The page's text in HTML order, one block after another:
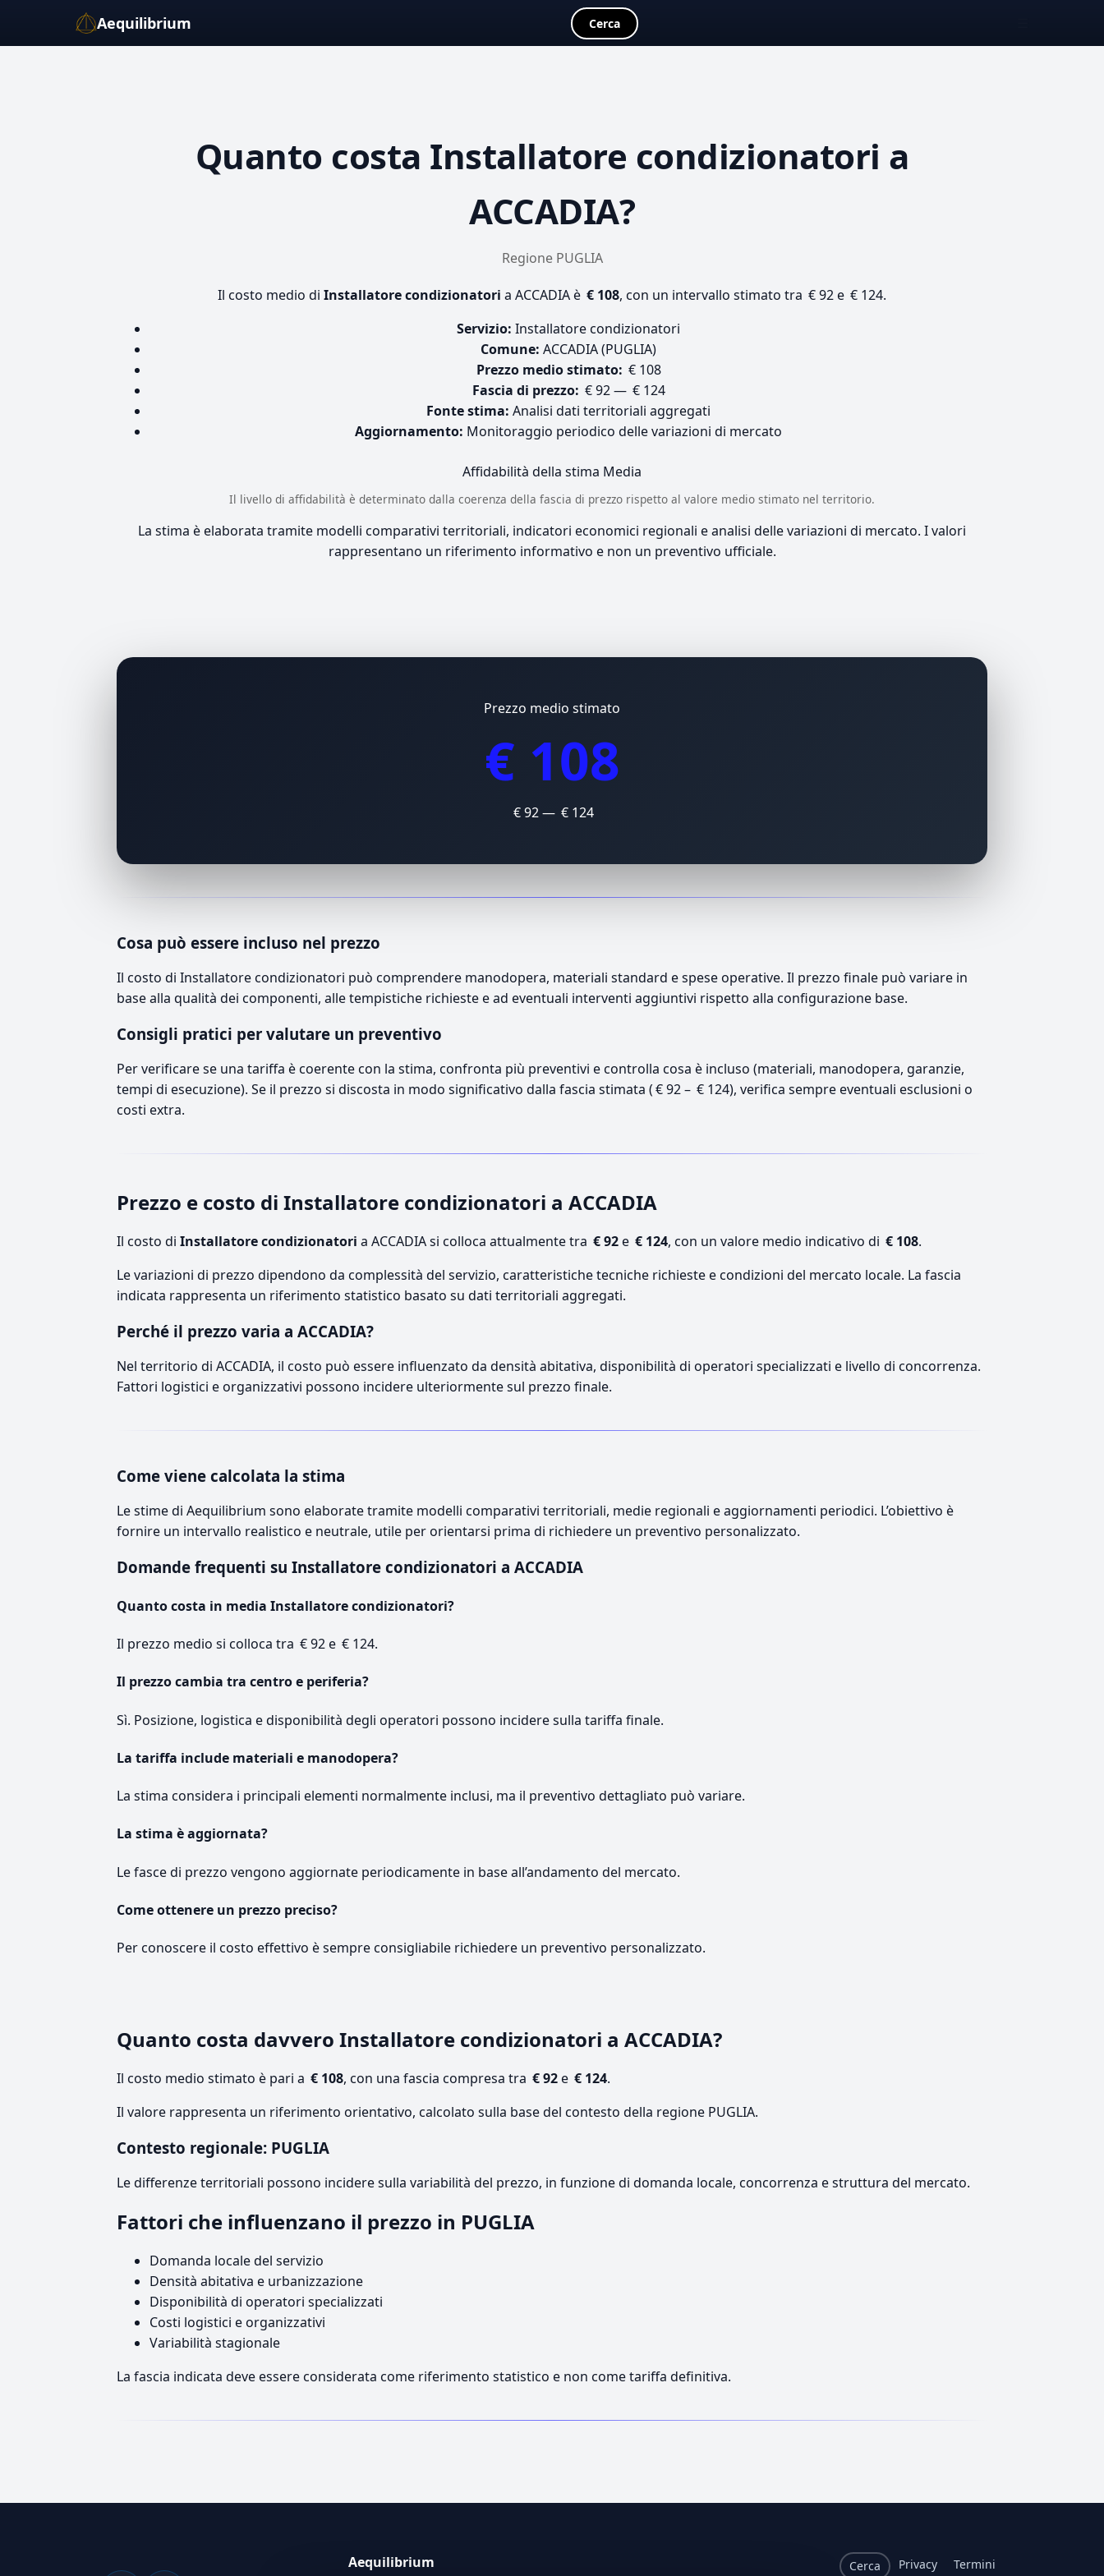
Aequilibrium Cerca
Quanto costa Installatore condizionatori a
ACCADIA?
Regione PUGLIA
Il costo medio di Installatore condizionatori a ACCADIA è € 108, con un intervallo stimato tra € 92 e € 124.
Servizio: Installatore condizionatori
Comune: ACCADIA (PUGLIA)
Prezzo medio stimato: € 108
Fascia di prezzo: € 92 — € 124
Fonte stima: Analisi dati territoriali aggregati
Aggiornamento: Monitoraggio periodico delle variazioni di mercato
Affidabilità della stima Media
Il livello di affidabilità è determinato dalla coerenza della fascia di prezzo rispetto al valore medio stimato nel territorio.
La stima è elaborata tramite modelli comparativi territoriali, indicatori economici regionali e analisi delle variazioni di mercato. I valori
rappresentano un riferimento informativo e non un preventivo ufficiale.
Prezzo medio stimato
€ 108
€ 92 — € 124
Cosa può essere incluso nel prezzo
Il costo di Installatore condizionatori può comprendere manodopera, materiali standard e spese operative. Il prezzo finale può variare in
base alla qualità dei componenti, alle tempistiche richieste e ad eventuali interventi aggiuntivi rispetto alla configurazione base.
Consigli pratici per valutare un preventivo
Per verificare se una tariffa è coerente con la stima, confronta più preventivi e controlla cosa è incluso (materiali, manodopera, garanzie,
tempi di esecuzione). Se il prezzo si discosta in modo significativo dalla fascia stimata ( € 92 – € 124), verifica sempre eventuali esclusioni o
costi extra.
Prezzo e costo di Installatore condizionatori a ACCADIA
Il costo di Installatore condizionatori a ACCADIA si colloca attualmente tra € 92e € 124, con un valore medio indicativo di € 108.
Le variazioni di prezzo dipendono da complessità del servizio, caratteristiche tecniche richieste e condizioni del mercato locale. La fascia
indicata rappresenta un riferimento statistico basato su dati territoriali aggregati.
Perché il prezzo varia a ACCADIA?
Nel territorio di ACCADIA, il costo può essere influenzato da densità abitativa, disponibilità di operatori specializzati e livello di concorrenza.
Fattori logistici e organizzativi possono incidere ulteriormente sul prezzo finale.
Come viene calcolata la stima
Le stime di Aequilibrium sono elaborate tramite modelli comparativi territoriali, medie regionali e aggiornamenti periodici. L’obiettivo è
fornire un intervallo realistico e neutrale, utile per orientarsi prima di richiedere un preventivo personalizzato.
Domande frequenti su Installatore condizionatori a ACCADIA
Quanto costa in media Installatore condizionatori?
Il prezzo medio si colloca tra € 92 e € 124.
Il prezzo cambia tra centro e periferia?
Sì. Posizione, logistica e disponibilità degli operatori possono incidere sulla tariffa finale.
La tariffa include materiali e manodopera?
La stima considera i principali elementi normalmente inclusi, ma il preventivo dettagliato può variare.
La stima è aggiornata?
Le fasce di prezzo vengono aggiornate periodicamente in base all’andamento del mercato.
Come ottenere un prezzo preciso?
Per conoscere il costo effettivo è sempre consigliabile richiedere un preventivo personalizzato.
Quanto costa davvero Installatore condizionatori a ACCADIA?
Il costo medio stimato è pari a € 108, con una fascia compresa tra € 92e € 124.
Il valore rappresenta un riferimento orientativo, calcolato sulla base del contesto della regione PUGLIA.
Contesto regionale: PUGLIA
Le differenze territoriali possono incidere sulla variabilità del prezzo, in funzione di domanda locale, concorrenza e struttura del mercato.
Fattori che influenzano il prezzo in PUGLIA
Domanda locale del servizio
Densità abitativa e urbanizzazione
Disponibilità di operatori specializzati
Costi logistici e organizzativi
Variabilità stagionale
La fascia indicata deve essere considerata come riferimento statistico e non come tariffa definitiva.
Aequilibrium Cerca Privacy Termini